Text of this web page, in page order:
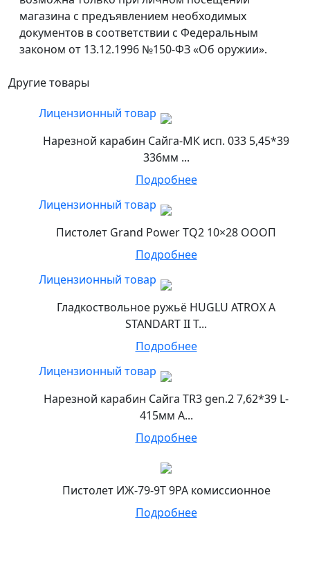
магазина с предъявлением необходимых
документов в соответствии с Федеральным
законом от 13.12.1996 №150-ФЗ «Об оружии».
Другие товары
Лицензионный товар
Нарезной карабин Сайга-МК исп. 033 5,45*39
336мм ...
Подробнее
Лицензионный товар
Пистолет Grand Power TQ2 10×28 ОООП
Подробнее
Лицензионный товар
Гладкоствольное ружьё HUGLU ATROX A
STANDART II T...
Подробнее
Лицензионный товар
Нарезной карабин Сайга TR3 gen.2 7,62*39 L-
415мм А...
Подробнее
Пистолет ИЖ-79-9Т 9РА комиссионное
Подробнее